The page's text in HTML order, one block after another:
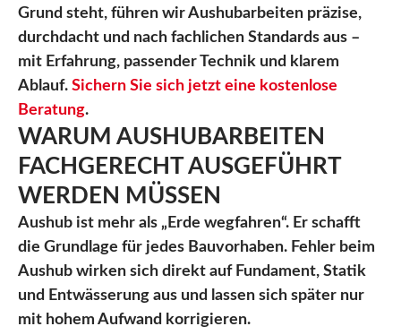
WARUM AUSHUBARBEITEN
FACHGERECHT AUSGEFÜHRT
WERDEN MÜSSEN
Aushub ist mehr als „Erde wegfahren“. Er schafft
die Grundlage für jedes Bauvorhaben. Fehler beim
Aushub wirken sich direkt auf Fundament, Statik
und Entwässerung aus und lassen sich später nur
mit hohem Aufwand korrigieren.
Grund steht, führen wir Aushubarbeiten präzise,
durchdacht und nach fachlichen Standards aus –
mit Erfahrung, passender Technik und klarem
Ablauf. Sichern Sie sich jetzt eine kostenlose
Beratung.